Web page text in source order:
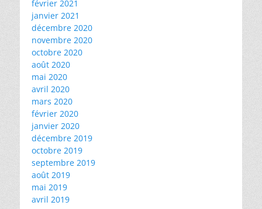
février 2021
janvier 2021
décembre 2020
novembre 2020
octobre 2020
août 2020
mai 2020
avril 2020
mars 2020
février 2020
janvier 2020
décembre 2019
octobre 2019
septembre 2019
août 2019
mai 2019
avril 2019